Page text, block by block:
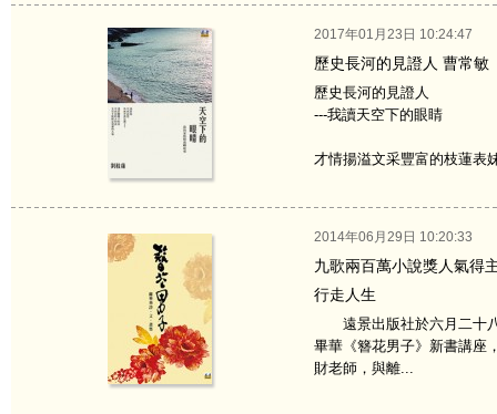
2017年01月23日 10:24:47
歷史長河的見證人 曹常敏
歷史長河的見證人
---我讀天空下的眼睛
才情揚溢文采豐富的枝蓮表
2014年06月29日 10:20:33
九歌兩百萬小說獎人氣得
行走人生
遠景出版社於六月二十八
畢華《簪花男子》新書講座
財老師，與離...